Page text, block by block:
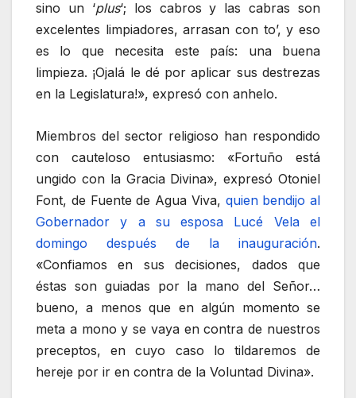
sino un ‘plus‘; los cabros y las cabras son
excelentes limpiadores, arrasan con to’, y eso
es lo que necesita este país: una buena
limpieza. ¡Ojalá le dé por aplicar sus destrezas
en la Legislatura!», expresó con anhelo.
Miembros del sector religioso han respondido
con cauteloso entusiasmo: «Fortuño está
ungido con la Gracia Divina», expresó Otoniel
Font, de Fuente de Agua Viva, quien bendijo al
Gobernador y a su esposa Lucé Vela el
domingo después de la inauguración.
«Confiamos en sus decisiones, dados que
éstas son guiadas por la mano del Señor…
bueno, a menos que en algún momento se
meta a mono y se vaya en contra de nuestros
preceptos, en cuyo caso lo tildaremos de
hereje por ir en contra de la Voluntad Divina».